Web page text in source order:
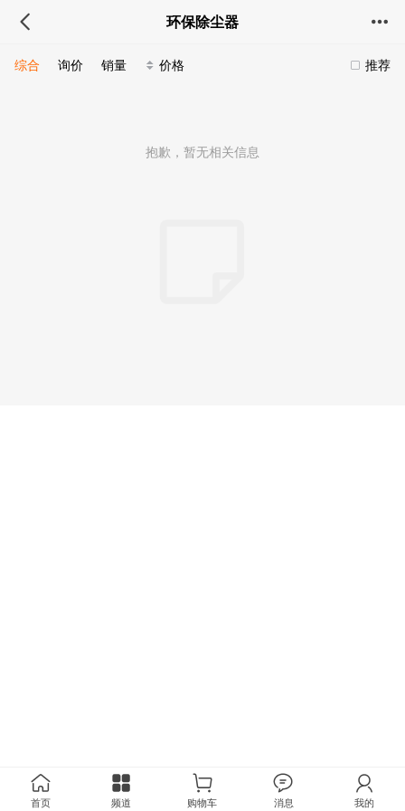
环保除尘器
推荐
综合 询价 销量 价格
抱歉，暂无相关信息
首页 频道 购物车 消息 我的